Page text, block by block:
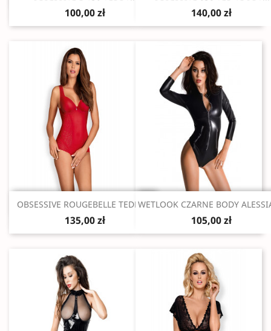
100,00 zł 140,00 zł
Szybki podgląd
OBSESSIVE ROUGEBELLE TEDDY...
135,00 zł
Szybki podgląd
WETLOOK CZARNE BODY
105,00 zł